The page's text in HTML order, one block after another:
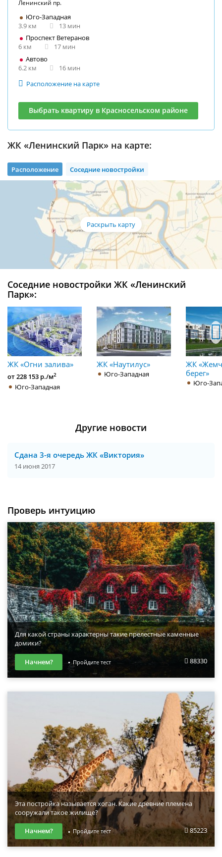
Ленинский пр.
Юго-Западная
3.9 км
13 мин
Проспект Ветеранов
6 км
17 мин
Автово
6.2 км
16 мин
Расположение на карте
Выбрать квартиру в Красносельском районе
ЖК «Ленинский Парк» на карте:
Расположение Соседние новостройки
Соседние новостройки ЖК «Ленинский
Парк»:
ЖК «Огни залива»
от 228 153 р./м2
Юго-Западная
ЖК «Наутилус»
Юго-Западная
ЖК
берег»
Юго-
Другие новости
Сдана 3-я очередь ЖК «Виктория»
14 июня 2017
Проверь интуицию
Для какой страны характерны такие прелестные каменные
домики?
88330
Начнем? Пройдите тест
Эта постройка называется хоган. Какие древние племена
сооружали такое жилище?
85223
Начнем? Пройдите тест